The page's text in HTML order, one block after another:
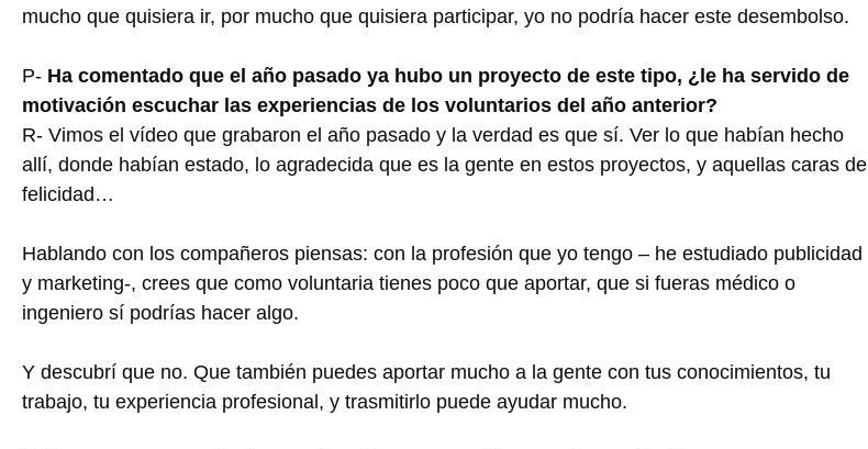
mucho que quisiera ir, por mucho que quisiera participar, yo no podría hacer este desembolso.
P- Ha comentado que el año pasado ya hubo un proyecto de este tipo, ¿le ha servido de
motivación escuchar las experiencias de los voluntarios del año anterior?
R- Vimos el vídeo que grabaron el año pasado y la verdad es que sí. Ver lo que habían hecho
allí, donde habían estado, lo agradecida que es la gente en estos proyectos, y aquellas caras de
felicidad…
Hablando con los compañeros piensas: con la profesión que yo tengo – he estudiado publicidad
y marketing-, crees que como voluntaria tienes poco que aportar, que si fueras médico o
ingeniero sí podrías hacer algo.
Y descubrí que no. Que también puedes aportar mucho a la gente con tus conocimientos, tu
trabajo, tu experiencia profesional, y trasmitirlo puede ayudar mucho.